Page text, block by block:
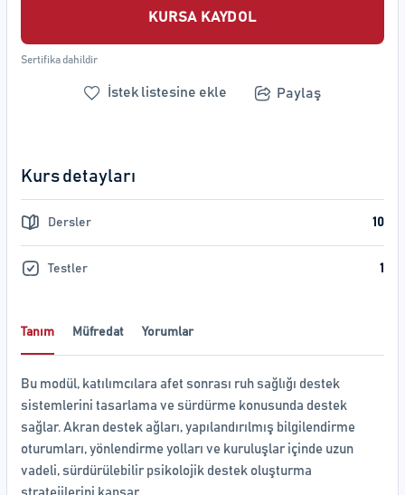
Tanım Müfredat Yorumlar
Bu modül, katılımcılara afet sonrası ruh sağlığı destek
sistemlerini tasarlama ve sürdürme konusunda destek
sağlar. Akran destek ağları, yapılandırılmış bilgilendirme
oturumları, yönlendirme yolları ve kuruluşlar içinde uzun
vadeli, sürdürülebilir psikolojik destek oluşturma
KURSA KAYDOL
Sertifika dahildir
İstek listesine ekle Paylaş
Kurs detayları
Dersler 10
Testler 1